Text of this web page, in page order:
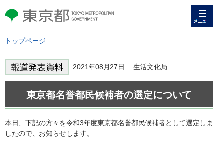
東京都 TOKYO METROPOLITAN
GOVERNMENT
トップページ
2021年08月27日 生活文化局
東京都名誉都民候補者の選定について
本日、下記の方々を令和3年度東京都名誉都民候補者として選定しま
したので、お知らせします。